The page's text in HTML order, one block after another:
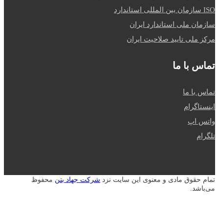
ISO سازمان بین المللی استاندارد
سازمان ملی استاندارد ایران
مرکز ملی تایید صلاحیت ایران
تماس با ما
تماس با ما
اینستاگرام
واتس اپ
تلگرام
تمام حقوق مادی و معنوی این سایت نزد شرکت جهاد بتن محفوظ
می‌باشد.